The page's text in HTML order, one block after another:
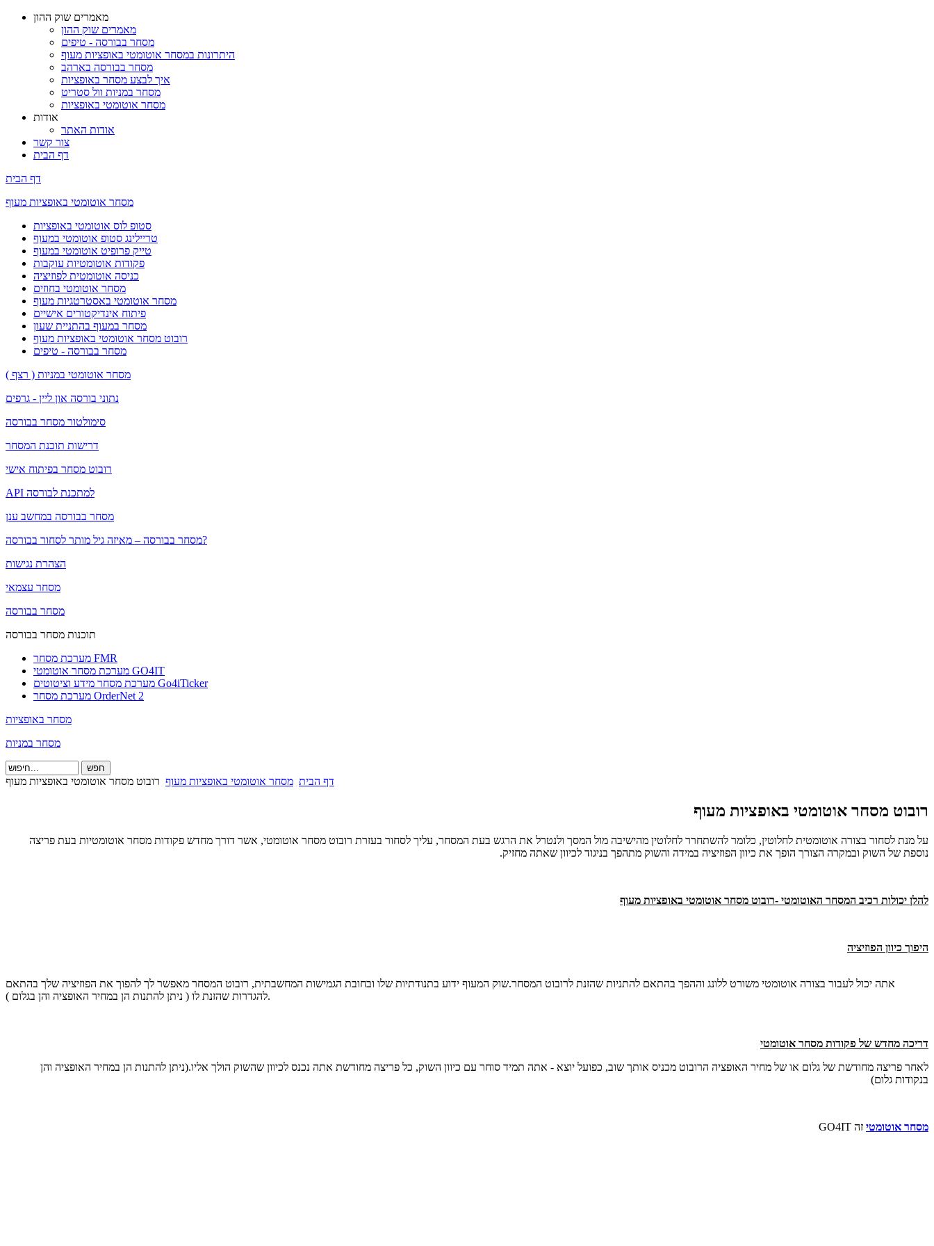
מאמרים שוק ההון
מאמרים שוק ההון
מסחר בבורסה - טיפים
היתרונות במסחר אוטומטי באופציות מעוף
מסחר בבורסה בארהב
איך לבצע מסחר באופציות
מסחר במניות וול סטריט
מסחר אוטומטי באופציות
אודות
אודות האתר
צור קשר
דף הבית
דף הבית
מסחר אוטומטי באופציות מעוף
סטופ לוס אוטומטי באופציות
טריילינג סטופ אוטומטי במעוף
טייק פרופיט אוטומטי במעוף
פקודות אוטומטיות עוקבות
כניסה אוטומטית לפוזיציה
מסחר אוטומטי בחוזים
מסחר אוטומטי באסטרטגיות מעוף
פיתוח אינדיקטורים אישיים
מסחר במעוף בהתניית שעון
רובוט מסחר אוטומטי באופציות מעוף
מסחר בבורסה - טיפים
מסחר אוטומטי במניות ( רצף )
נתוני בורסה און ליין - גרפים
סימולטור מסחר בבורסה
דרישות תוכנת המסחר
רובוט מסחר בפיתוח אישי
API למתכנת לבורסה
מסחר בבורסה במחשב ענן
מסחר בבורסה – מאיזה גיל מותר לסחור בבורסה?
הצהרת נגישות
מסחר עצמאי
מסחר בבורסה
תוכנות מסחר בבורסה
מערכת מסחר FMR
מערכת מסחר אוטומטי GO4IT
מערכת מסחר מידע וציטוטים Go4iTicker
מערכת מסחר OrderNet 2
מסחר באופציות
מסחר במניות
דף הבית מסחר אוטומטי באופציות מעוף רובוט מסחר אוטומטי באופציות מעוף
רובוט מסחר אוטומטי באופציות מעוף
על מנת לסחור בצורה אוטומטית לחלוטין, כלומר להשתחרר לחלוטין מהישיבה מול המסך ולנטרל את הרגש בעת המסחר, עליך לסחור בעזרת רובוט מסחר אוטומטי, אשר דורך מחדש פקודות מסחר אוטומטיות בעת פריצה
נוספת של השוק ובמקרה הצורך הופך את כיוון הפוזיציה במידה והשוק מתהפך בניגוד לכיוון שאתה מחזיק.
להלן יכולות רכיב המסחר האוטומטי -רובוט מסחר אוטומטי באופציות מעוף
היפוך כיוון הפוזיציה
אתה יכול לעבור בצורה אוטומטי משורט ללונג וההפך בהתאם להתניות שהזנת לרובוט המסחר.שוק המעוף ידוע בתנודתיות שלו ובחובת הגמישות המחשבתית, רובוט המסחר מאפשר לך להפוך את הפוזיציה שלך בהתאם
להגדרות שהזנת לו ( ניתן להתנות הן במחיר האופציה והן בגלום ).
דריכה מחדש של פקודות מסחר אוטומטי
לאחר פריצה מחודשת של גלום או של מחיר האופציה הרובוט מכניס אותך שוב, כפועל יוצא - אתה תמיד סוחר עם כיוון השוק, כל פריצה מחודשת אתה נכנס לכיוון שהשוק הולך אליו.(ניתן להתנות הן במחיר האופציה והן
בנקודות גלום)
מסחר אוטומטי זה GO4IT